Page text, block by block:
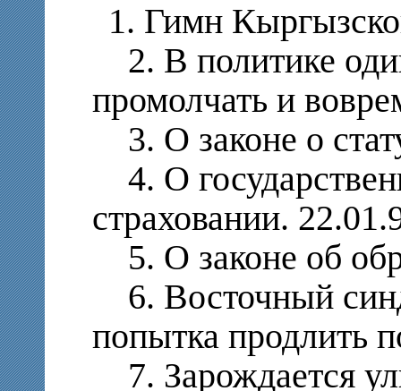
1. Гимн
2. В политике
промолчать и
3. О законе о
4. О
страховании.
5. О законе об
6. Восточный
попытка продлить
7. Зарождается